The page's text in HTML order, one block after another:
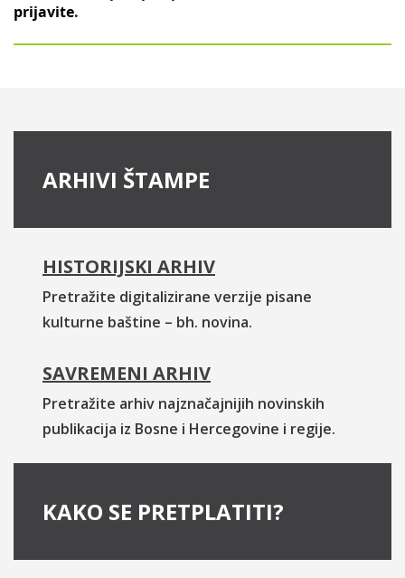
prijavite.
ARHIVI ŠTAMPE
HISTORIJSKI ARHIV
Pretražite digitalizirane verzije pisane
kulturne baštine – bh. novina.
SAVREMENI ARHIV
Pretražite arhiv najznačajnijih novinskih
publikacija iz Bosne i Hercegovine i regije.
KAKO SE PRETPLATITI?